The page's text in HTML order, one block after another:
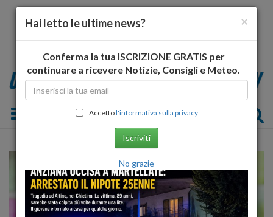
Toggle navigation
×
Hai letto le ultime news?
Conferma la tua ISCRIZIONE GRATIS per
continuare a ricevere Notizie, Consigli e Meteo.
Accettol'informativa sulla privacy
Iscriviti
No grazie